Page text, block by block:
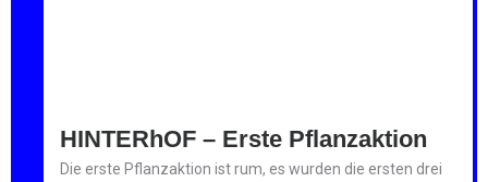
HINTERhOF – Erste Pflanzaktion
Die erste Pflanzaktion ist rum, es wurden die ersten drei